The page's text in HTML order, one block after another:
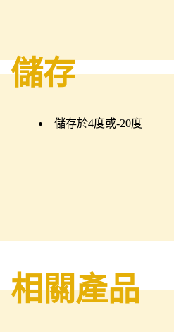
儲存
儲存於4度或-20度
相關產品